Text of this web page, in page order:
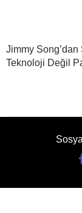
Jimmy Song’dan
Teknoloji Değil